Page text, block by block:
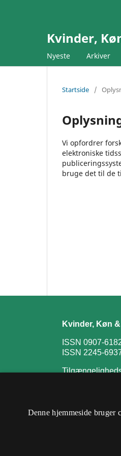
Kvinder,
Nyeste Arkiver
Startside /
Vi opfordrer
elektroniske
bruge det til de
Kvinder, Køn
ISSN 0907-
ISSN 2245-
Denne hjemmeside bruger